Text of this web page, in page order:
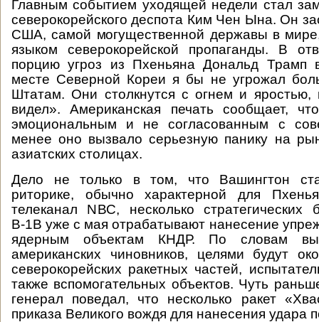
Главным событием уходящей недели стал
северокорейского деспота Ким Чен Ына. Он
США, самой могущественной державы в
языком северокорейской пропаганды. В
порцию угроз из Пхеньяна Дональд Трамп
месте Северной Кореи я бы не угрожал
Штатам. Они столкнутся с огнем и
видел». Американская печать сообщает,
эмоциональным и не согласованным с
менее оно вызвало серьезную панику на
азиатских столицах.
Дело не только в том, что Вашингтон
риторике, обычно характерной для
телеканал NBC, несколько стратегических
В-1В уже с мая отрабатывают нанесение
ядерным объектам КНДР. По словам
американских чиновников, целями будут
северокорейских ракетных частей,
также вспомогательных объектов. Чуть
генерал поведал, что несколько ракет
приказа Великого вождя для нанесения удара